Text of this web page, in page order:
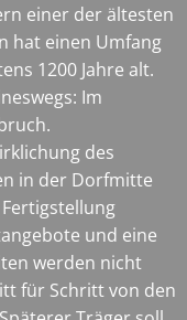
einer der ältesten
hat einen Umfang
1200 Jahre alt.
Im
des
in der Dorfmitte
und eine
werden nicht
für Schritt von den